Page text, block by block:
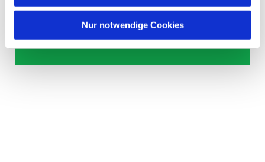
Nur notwendige Cookies
Dies könnte Sie auch
interessieren